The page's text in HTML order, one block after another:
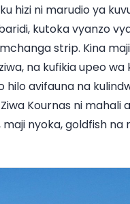
hizi ni marudio ya
kutoka vyanzo
strip. Kina
na kufikia upeo
hilo avifauna na
Kournas ni
maji nyoka, goldfish